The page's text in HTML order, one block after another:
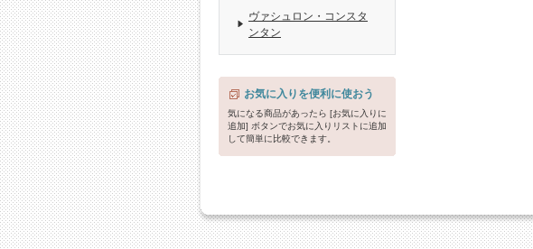
ヴァシュロン・コンスタ
ンタン
お気に入りを便利に使おう
気になる商品があったら [お気に入りに
追加] ボタンでお気に入りリストに追加
して簡単に比較できます。